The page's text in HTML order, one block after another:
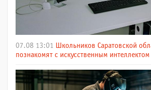
07.08 13:01
Школьников Саратовской
познакомят с искусственным интеллектом